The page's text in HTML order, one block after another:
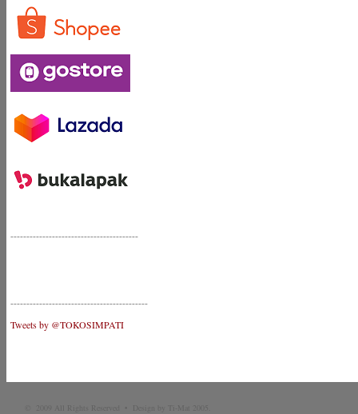
----------------------------------------
-------------------------------------------
Tweets by @TOKOSIMPATI
© 2009 All Rights Reserved • Design by Ti-Mat 2005.